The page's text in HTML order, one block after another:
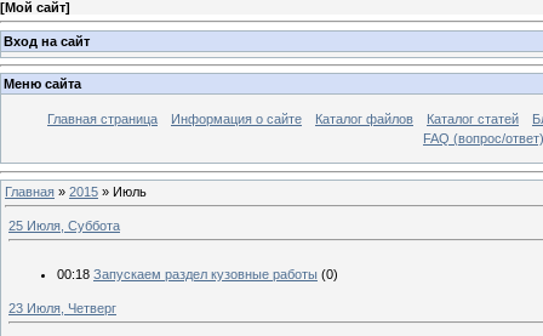
[Мой сайт]
Вход на сайт
Меню сайта
Главная страница Информация о сайте Каталог файлов Каталог статей
FAQ (вопрос/ответ)
Главная » 2015 » Июль
25 Июля, Суббота
00:18 Запускаем раздел кузовные работы (0)
23 Июля, Четверг